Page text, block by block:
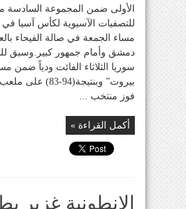
الأولى ضمن المجموعة السادسة
للتصفيات الآسيوية لكأس آسيا في
مساء الجمعة في صالة الفيحاء
دمشق وأمام جمهور كبير.وسبق
سوريا الثلاثاء الفائت ودياً ضمن
بيروت” وبنتيجة(94-
فوز منتخب ...
أكمل القراءة »
الانطونية غزير